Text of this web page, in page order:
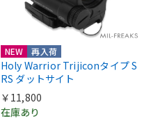
NEW 再入荷
Holy Warrior Trijiconタイプ S
RS ダットサイト
￥11,800
在庫あり